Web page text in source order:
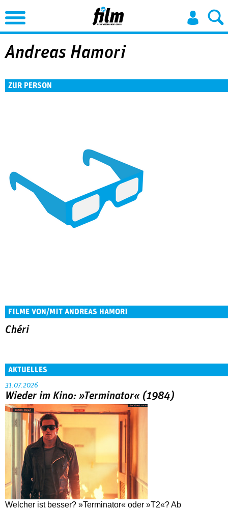
Jump to Navigation
Andreas Hamori
ZUR PERSON
FILME VON/MIT ANDREAS HAMORI
Chéri
AKTUELLES
31.07.2026
Wieder im Kino: »Terminator« (1984)
Welcher ist besser? »Terminator« oder »T2«? Ab